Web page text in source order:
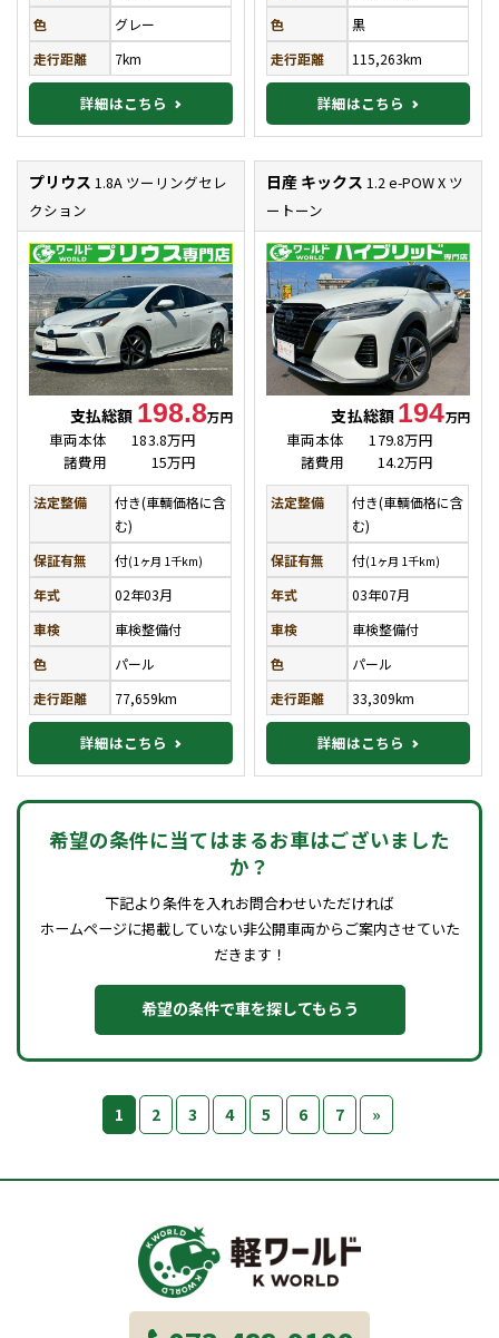
色
グレー
走行距離
7km
詳細はこちら
色
黒
走行距離
115,263km
詳細はこちら
プリウス 1.8A ツーリングセレ
クション
支払総額 198.8万円
車両本体
183.8万円
諸費用
15万円
法定整備
付き(車輌価格に含
む)
保証有無
付(1ヶ月 1千km)
年式
02年03月
車検
車検整備付
色
パール
走行距離
77,659km
詳細はこちら
日産 キックス 1.2 e-POW X ツ
ートーン
支払総額 194万円
車両本体
179.8万円
諸費用
14.2万円
法定整備
付き(車輌価格に含
む)
保証有無
付(1ヶ月 1千km)
年式
03年07月
車検
車検整備付
色
パール
走行距離
33,309km
詳細はこちら
希望の条件に当てはまるお車はございました
か？
下記より条件を入れお問合わせいただければ
ホームページに掲載していない非公開車両からご案内させていた
だきます！
希望の条件で車を探してもらう
1 2 3 4 5 6 7 »